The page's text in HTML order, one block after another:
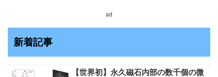
ad
新着記事
【世界初】永久磁石内部の数千個の微